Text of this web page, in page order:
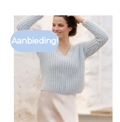
Aanbieding!